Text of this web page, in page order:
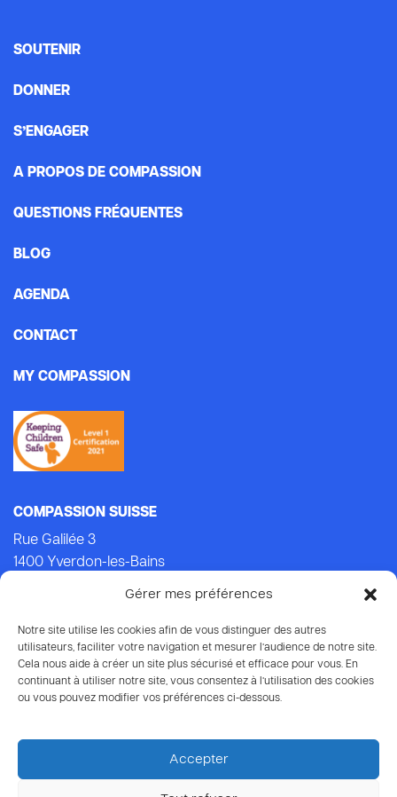
Gérer mes préférences
Notre site utilise les cookies afin de vous distinguer des autres
utilisateurs, faciliter votre navigation et mesurer l’audience de notre site.
Cela nous aide à créer un site plus sécurisé et efficace pour vous. En
continuant à utiliser notre site, vous consentez à l’utilisation des cookies
ou vous pouvez modifier vos préférences ci-dessous.
Accepter
SOUTENIR
DONNER
S’ENGAGER
A PROPOS DE COMPASSION
QUESTIONS FRÉQUENTES
BLOG
AGENDA
CONTACT
MY COMPASSION
COMPASSION SUISSE
Rue Galilée 3
1400 Yverdon-les-Bains
IBAN CH93 8080 8007 6814 3434 7
Vos dons à Compassion sont déductibles des impôts.